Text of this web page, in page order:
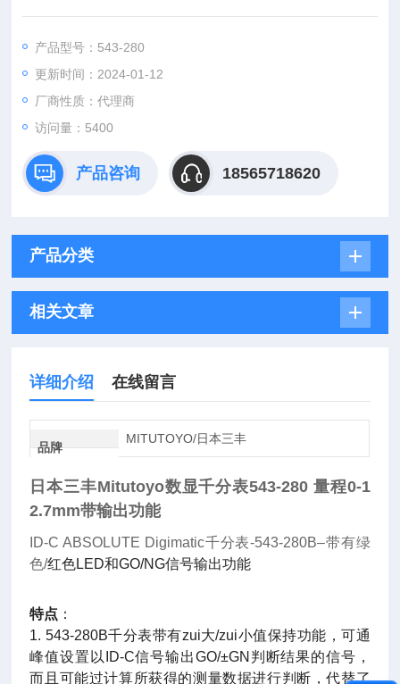
设置可满足特殊要求、公差值设置可进行公差判断、公英制转
产品型号：543-280
更新时间：2024-01-12
厂商性质：代理商
访问量：5400
产品咨询 18565718620
产品分类
相关文章
详细介绍 在线留言
品牌
MITUTOYO/日本三丰
日本三丰Mitutoyo数显千分表543-280 量程0-1
2.7mm带输出功能
ID-C ABSOLUTE Digimatic千分表-543-280B–带有绿
色/红色LED和GO/NG信号输出功能
特点 ：
1. 543-280B千分表带有zui大/zui小值保持功能，可通
峰值设置以ID-C信号输出GO/±GN判断结果的信号，
而且可能过计算所获得的测量数据进行判断，代替了